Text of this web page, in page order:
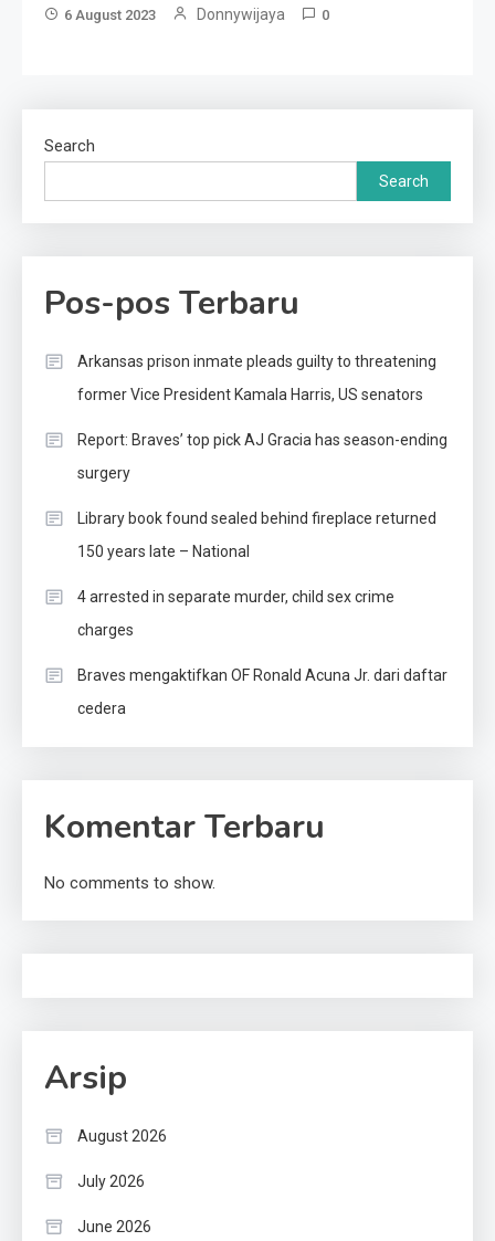
6 August 2023 Donnywijaya 0
Search
Search
Pos-pos Terbaru
Arkansas prison inmate pleads guilty to threatening
former Vice President Kamala Harris, US senators
Report: Braves’ top pick AJ Gracia has season-ending
surgery
Library book found sealed behind fireplace returned
150 years late – National
4 arrested in separate murder, child sex crime
charges
Braves mengaktifkan OF Ronald Acuna Jr. dari daftar
cedera
Komentar Terbaru
No comments to show.
Arsip
August 2026
July 2026
June 2026